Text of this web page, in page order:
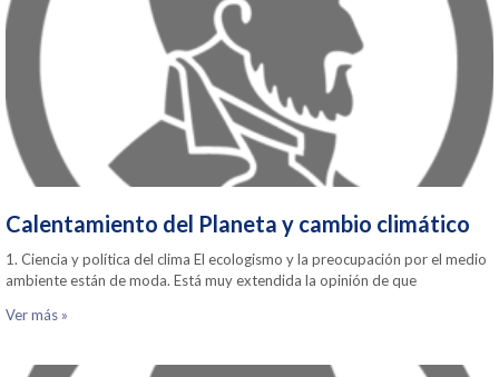
Calentamiento del Planeta y cambio climático
1. Ciencia y política del clima El ecologismo y la preocupación por el medio
ambiente están de moda. Está muy extendida la opinión de que
Ver más »